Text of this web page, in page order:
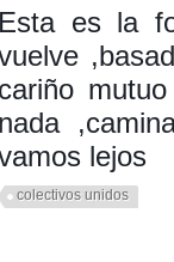
Esta es la
cariño
nada
lejos
colectivos unidos